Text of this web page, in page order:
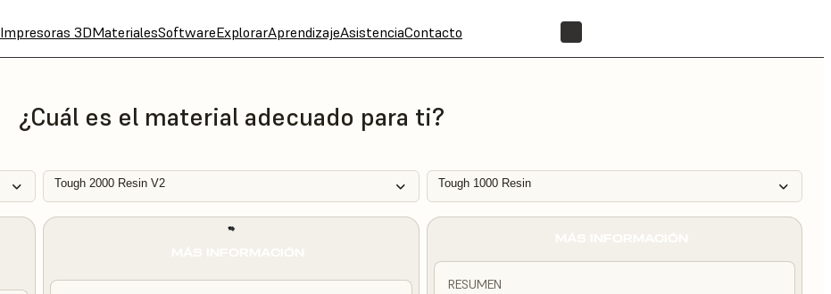
Impresoras 3DMaterialesSoftwareExplorarAprendizajeAsistenciaContacto
¿Cuál es el material adecuado para ti?
Tough 2000 Resin V2 Tough 1000 Resin
RESUMEN